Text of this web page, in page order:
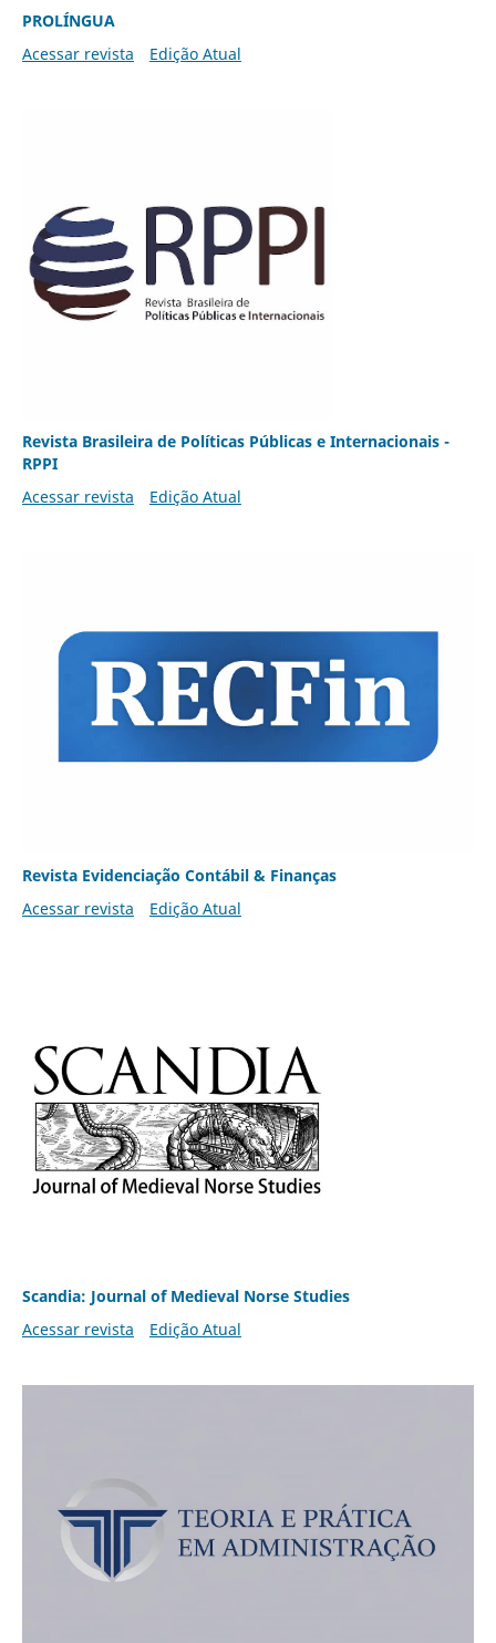
PROLÍNGUA
Acessar revista
Edição Atual
Revista Brasileira de Políticas Públicas e Internacionais -
RPPI
Acessar revista
Edição Atual
Revista Evidenciação Contábil & Finanças
Acessar revista
Edição Atual
Scandia: Journal of Medieval Norse Studies
Acessar revista
Edição Atual